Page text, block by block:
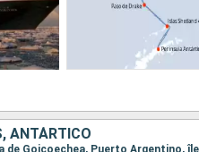
ANTÁRTICO